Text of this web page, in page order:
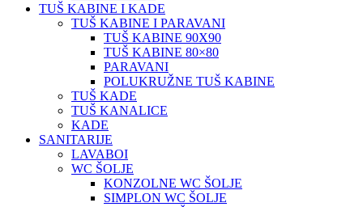
TUŠ KABINE I KADE
TUŠ KABINE I PARAVANI
TUŠ KABINE 90X90
TUŠ KABINE 80×80
PARAVANI
POLUKRUŽNE TUŠ KABINE
TUŠ KADE
TUŠ KANALICE
KADE
SANITARIJE
LAVABOI
WC ŠOLJE
KONZOLNE WC ŠOLJE
SIMPLON WC ŠOLJE